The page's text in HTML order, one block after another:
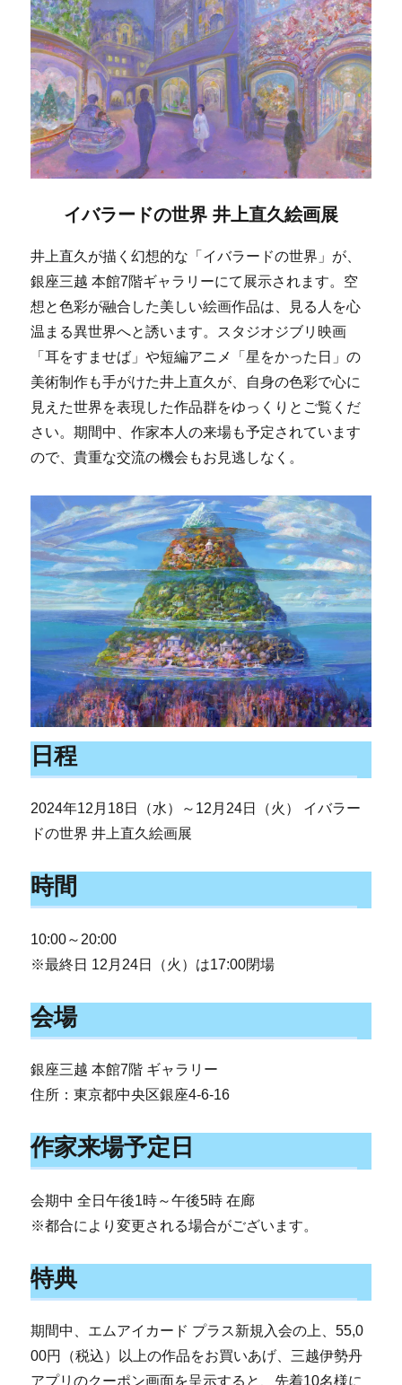
イバラードの世界 井上直久絵画展
井上直久が描く幻想的な「イバラードの世界」が、
銀座三越 本館7階ギャラリーにて展示されます。空
想と色彩が融合した美しい絵画作品は、見る人を心
温まる異世界へと誘います。スタジオジブリ映画
「耳をすませば」や短編アニメ「星をかった日」の
美術制作も手がけた井上直久が、自身の色彩で心に
見えた世界を表現した作品群をゆっくりとご覧くだ
さい。期間中、作家本人の来場も予定されています
ので、貴重な交流の機会もお見逃しなく。
日程
2024年12月18日（水）～12月24日（火） イバラー
ドの世界 井上直久絵画展
時間
10:00～20:00
※最終日 12月24日（火）は17:00閉場
会場
銀座三越 本館7階 ギャラリー
住所：東京都中央区銀座4-6-16
作家来場予定日
会期中 全日午後1時～午後5時 在廊
※都合により変更される場合がございます。
特典
期間中、エムアイカード プラス新規入会の上、55,0
00円（税込）以上の作品をお買いあげ、三越伊勢丹
アプリのクーポン画面を呈示すると、先着10名様に